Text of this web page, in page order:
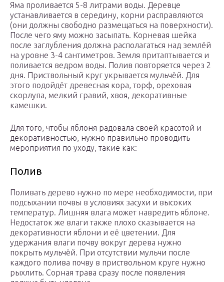
Яма проливается 5-8 литрами воды. Деревце
устанавливается в середину, корни расправляются
(они должны свободно размещаться на поверхности).
После чего яму можно засыпать. Корневая шейка
после заглубления должна располагаться над землёй
на уровне 3-4 сантиметров. Земля притаптывается и
поливается ведром воды. Полив повторяется через 2
дня. Приствольный круг укрывается мульчёй. Для
этого подойдёт древесная кора, торф, ореховая
скорлупа, мелкий гравий, хвоя, декоративные
камешки.
Для того, чтобы яблоня радовала своей красотой и
декоративностью, нужно правильно проводить
мероприятия по уходу, такие как:
Полив
Поливать дерево нужно по мере необходимости, при
подсыхании почвы в условиях засухи и высоких
температур. Лишняя влага может навредить яблоне.
Недостаток же влаги также плохо сказывается на
декоративности яблони и её цветении. Для
удержания влаги почву вокруг дерева нужно
покрыть мульчёй. При отсутствии мульчи после
каждого полива почву в приствольном круге нужно
рыхлить. Сорная трава сразу после появления